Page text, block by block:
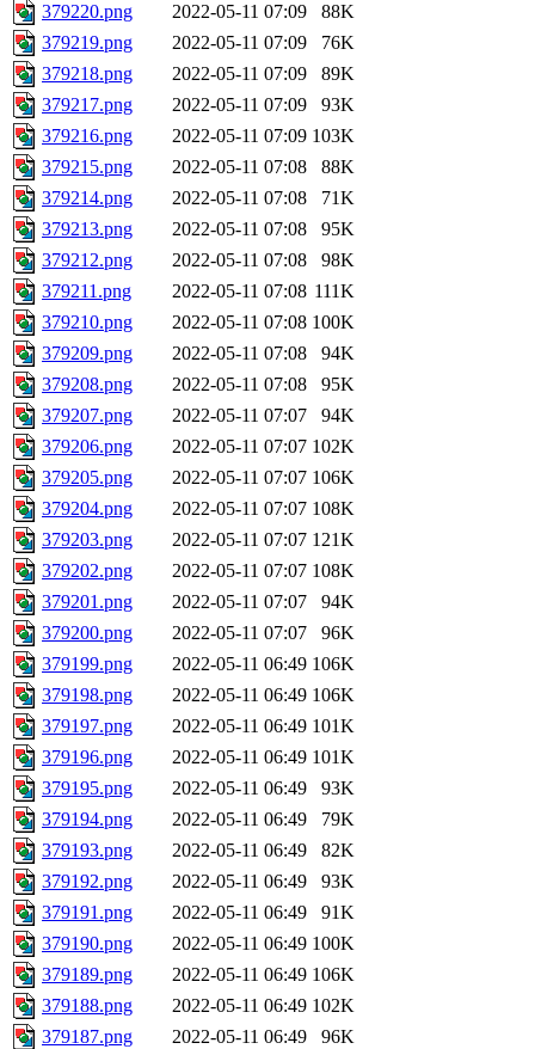
379220.png 2022-05-11 07:09
88K
379219.png
2022-05-11 07:09
76K
379218.png
2022-05-11 07:09
89K
379217.png
2022-05-11 07:09
93K
379216.png
2022-05-11 07:09 103K
379215.png
2022-05-11 07:08
88K
379214.png
2022-05-11 07:08
71K
379213.png
2022-05-11 07:08
95K
379212.png
2022-05-11 07:08
98K
379211.png
2022-05-11 07:08 111K
379210.png
2022-05-11 07:08 100K
379209.png
2022-05-11 07:08
94K
379208.png
2022-05-11 07:08
95K
379207.png
2022-05-11 07:07
94K
379206.png
2022-05-11 07:07 102K
379205.png
2022-05-11 07:07 106K
379204.png
2022-05-11 07:07 108K
379203.png
2022-05-11 07:07 121K
379202.png
2022-05-11 07:07 108K
379201.png
2022-05-11 07:07
94K
379200.png
2022-05-11 07:07
96K
379199.png
2022-05-11 06:49 106K
379198.png
2022-05-11 06:49 106K
379197.png
2022-05-11 06:49 101K
379196.png
2022-05-11 06:49 101K
379195.png
2022-05-11 06:49
93K
379194.png
2022-05-11 06:49
79K
379193.png
2022-05-11 06:49
82K
379192.png
2022-05-11 06:49
93K
379191.png
2022-05-11 06:49
91K
379190.png
2022-05-11 06:49 100K
379189.png
2022-05-11 06:49 106K
379188.png
2022-05-11 06:49 102K
379187.png
2022-05-11 06:49
96K